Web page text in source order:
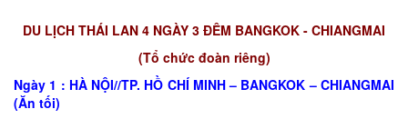
DU LỊCH THÁI LAN 4 NGÀY 3 ĐÊM BANGKOK - CHIANGMAI
(Tổ chức đoàn riêng)
Ngày 1 : HÀ NỘI//TP. HỒ CHÍ MINH – BANGKOK – CHIANGMAI
(Ăn tối)